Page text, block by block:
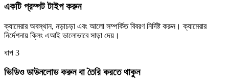
একটি প্রম্পট টাইপ করুন
ক্যামেরার অবস্থান, নড়াচড়া এবং আলো সম্পর্কিত বিবরণ নির্দিষ্ট করুন। ক্যামেরার
নির্দেশনায় ক্লিং এআই ভালোভাবে সাড়া দেয়।
ধাপ 3
ভিডিও ডাউনলোড করুন বা তৈরি করতে থাকুন